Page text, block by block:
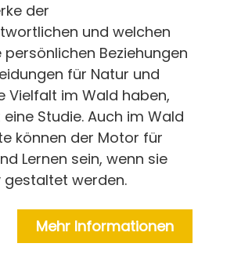
der
und welchen
persönlichen Beziehungen
für Natur und
Vielfalt im Wald haben,
Studie. Auch im Wald
können der Motor für
Lernen sein, wenn sie
gestaltet werden.
Mehr Informationen